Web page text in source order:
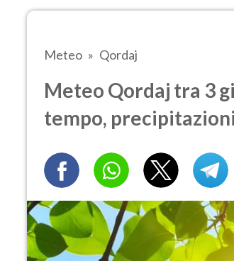
Meteo Qordaj
Meteo Qordaj tra 3
tempo,